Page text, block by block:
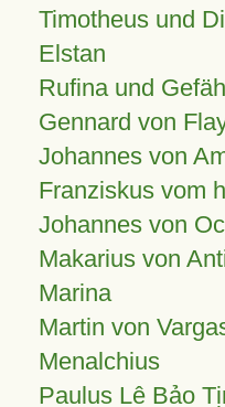
Timotheus und
Elstan
Rufina und
Gennard von
Johannes von
Franziskus vom
Johannes von
Makarius von
Marina
Martin von
Menalchius
Paulus Lê Bảo